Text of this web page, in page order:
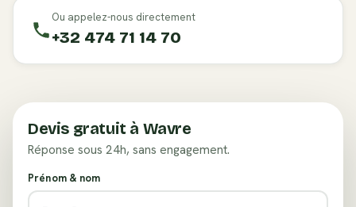
Ou appelez-nous directement
+32 474 71 14 70
Devis gratuit à Wavre
Réponse sous 24h, sans engagement.
Prénom & nom